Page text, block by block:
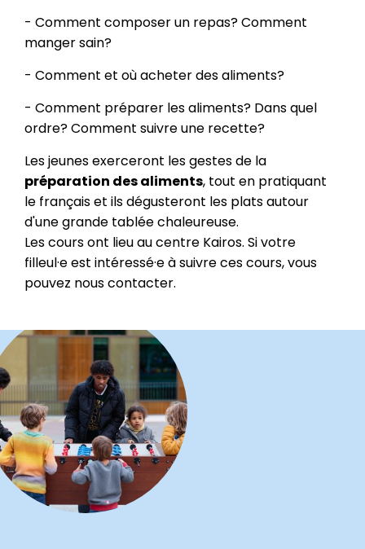
- Comment composer un repas? Comment
manger sain?
- Comment et où acheter des aliments?
- Comment préparer les aliments? Dans quel
ordre? Comment suivre une recette?
Les jeunes exerceront les gestes de la
préparation des aliments, tout en pratiquant
le français et ils dégusteront les plats autour
d'une grande tablée chaleureuse.
Les cours ont lieu au centre Kairos. Si votre
filleul·e est intéressé·e à suivre ces cours, vous
pouvez nous contacter.